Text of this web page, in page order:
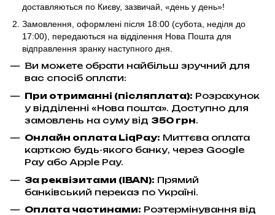
доставляються по Києву, зазвичай, «день у день»!
Замовлення, оформлені після 18:00 (субота, неділя до
17:00), передаються на відділення Нова Пошта для
відправлення зранку наступного дня.
Ви можете обрати найбільш зручний для
вас спосіб оплати:
При отриманні (післяплата): Розрахунок
у відділенні «Нова пошта». Доступно для
замовлень на суму від 350 грн.
Онлайн оплата LiqPay: Миттєва оплата
карткою будь-якого банку, через Google
Pay або Apple Pay.
За реквізитами (IBAN): Прямий
банківський переказ по Україні.
Оплата частинами: Розтермінування від